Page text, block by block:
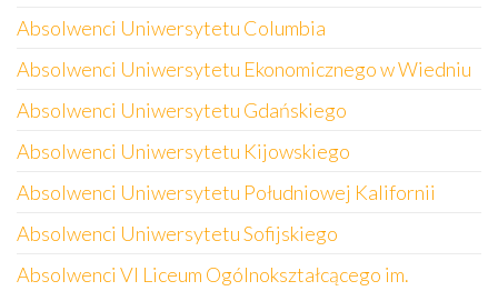
Absolwenci Uniwersytetu Columbia
Absolwenci Uniwersytetu Ekonomicznego w Wiedniu
Absolwenci Uniwersytetu Gdańskiego
Absolwenci Uniwersytetu Kijowskiego
Absolwenci Uniwersytetu Południowej Kalifornii
Absolwenci Uniwersytetu Sofijskiego
Absolwenci VI Liceum Ogólnokształcącego im.